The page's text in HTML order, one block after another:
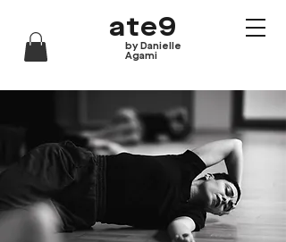
ate9
by Danielle
Agami